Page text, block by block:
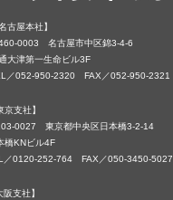
名古屋本社】
0003 名古屋市中区錦3-4-6
大津第一生命ビル3F
／052-950-2320 FAX／052-950-2321
京支社】
0027 東京都中央区日本橋3-2-14
橋KNビル4F
／0120-252-764 FAX／050-3450-5027
阪支社】